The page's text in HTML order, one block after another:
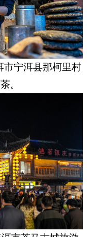
市宁洱县那柯里村
。